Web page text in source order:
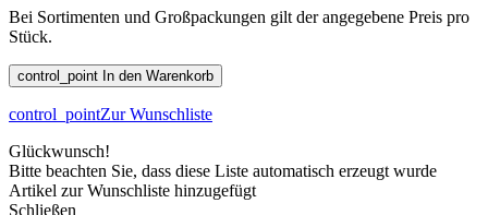
Bei Sortimenten und Großpackungen gilt der angegebene Preis pro
Stück.
control_point In den Warenkorb
control_pointZur Wunschliste
Glückwunsch!
Bitte beachten Sie, dass diese Liste automatisch erzeugt wurde
Artikel zur Wunschliste hinzugefügt
Schließen